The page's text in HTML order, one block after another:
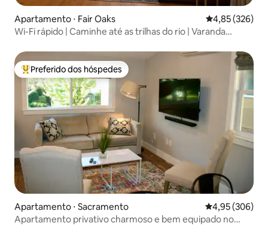
Apartamento ⋅ Fair Oaks 4,85 de uma
4,85 (326)
Wi-Fi rápido | Caminhe até as trilhas do rio | Varanda
Entre os melhores preferidos dos hóspedes
Preferido dos hóspedes
Apartamento ⋅ Sacramento 4,95 de uma
4,95 (306)
Apartamento privativo charmoso e bem equipado no